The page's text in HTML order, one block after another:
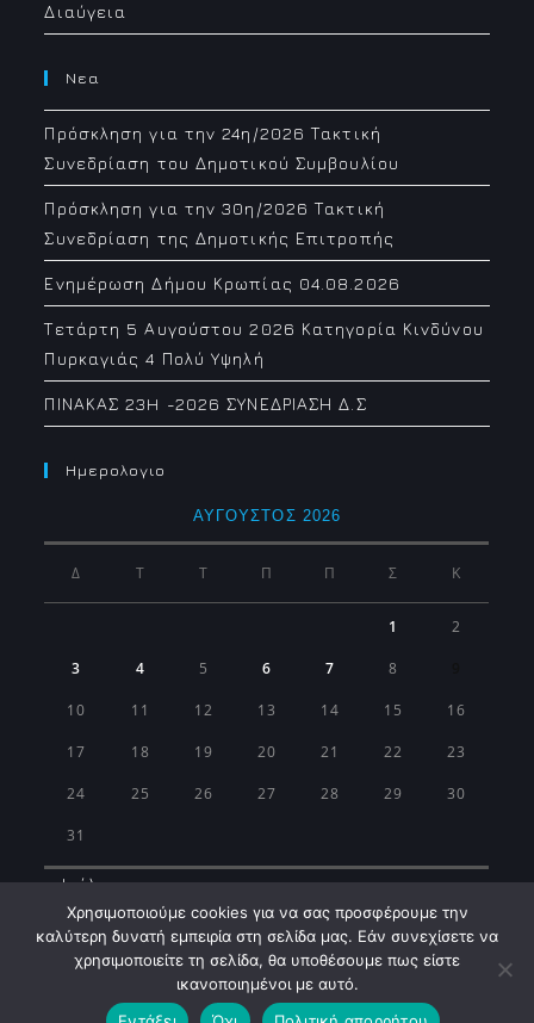
Διαύγεια
Νεα
Πρόσκληση για την 24η/2026 Τακτική
Συνεδρίαση του Δημοτικού Συμβουλίου
Πρόσκληση για την 30η/2026 Τακτική
Συνεδρίαση της Δημοτικής Επιτροπής
Ενημέρωση Δήμου Κρωπίας 04.08.2026
Τετάρτη 5 Αυγούστου 2026 Κατηγορία Κινδύνου
Πυρκαγιάς 4 Πολύ Υψηλή
ΠΙΝΑΚΑΣ 23H -2026 ΣΥΝΕΔΡΙΑΣΗ Δ.Σ
Ημερολογιο
ΑΎΓΟΥΣΤΟΣ 2026
Δ Τ Τ Π Π Σ Κ
1 2
3 4 5 6 7 8
10 11 12 13 14 15 16
17 18 19 20 21 22 23
24 25 26 27 28 29 30
31
« Ιούλ
Χρησιμοποιούμε cookies για να σας προσφέρουμε την
καλύτερη δυνατή εμπειρία στη σελίδα μας. Εάν συνεχίσετε να
χρησιμοποιείτε τη σελίδα, θα υποθέσουμε πως είστε
ικανοποιημένοι με αυτό.